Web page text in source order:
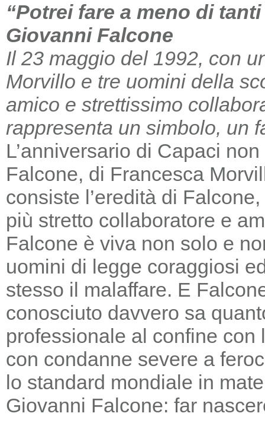
“Potrei fare a meno di
Giovanni Falcone
Il 23 maggio del 1992, con
Morvillo e tre uomini della
amico e strettissimo
rappresenta un simbolo, un
L’anniversario di Capaci
Falcone, di Francesca
consiste l’eredità di
più stretto collaboratore e
Falcone è viva non solo e
uomini di legge coraggiosi
stesso il malaffare. E
conosciuto davvero sa
professionale al confine
con condanne severe a
lo standard mondiale in
Giovanni Falcone: far